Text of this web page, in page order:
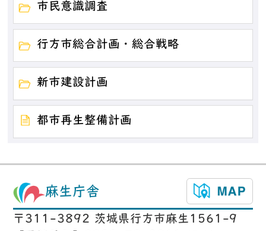
市民意識調査
行方市総合計画・総合戦略
新市建設計画
都市再生整備計画
麻生庁舎
〒311-3892 茨城県行方市麻生1561-9